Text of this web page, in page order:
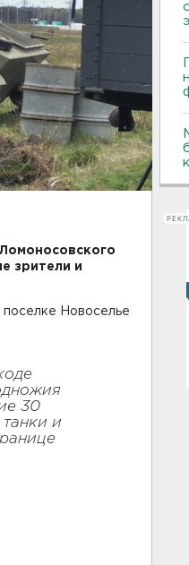
зрители и
Новоселье
30
и